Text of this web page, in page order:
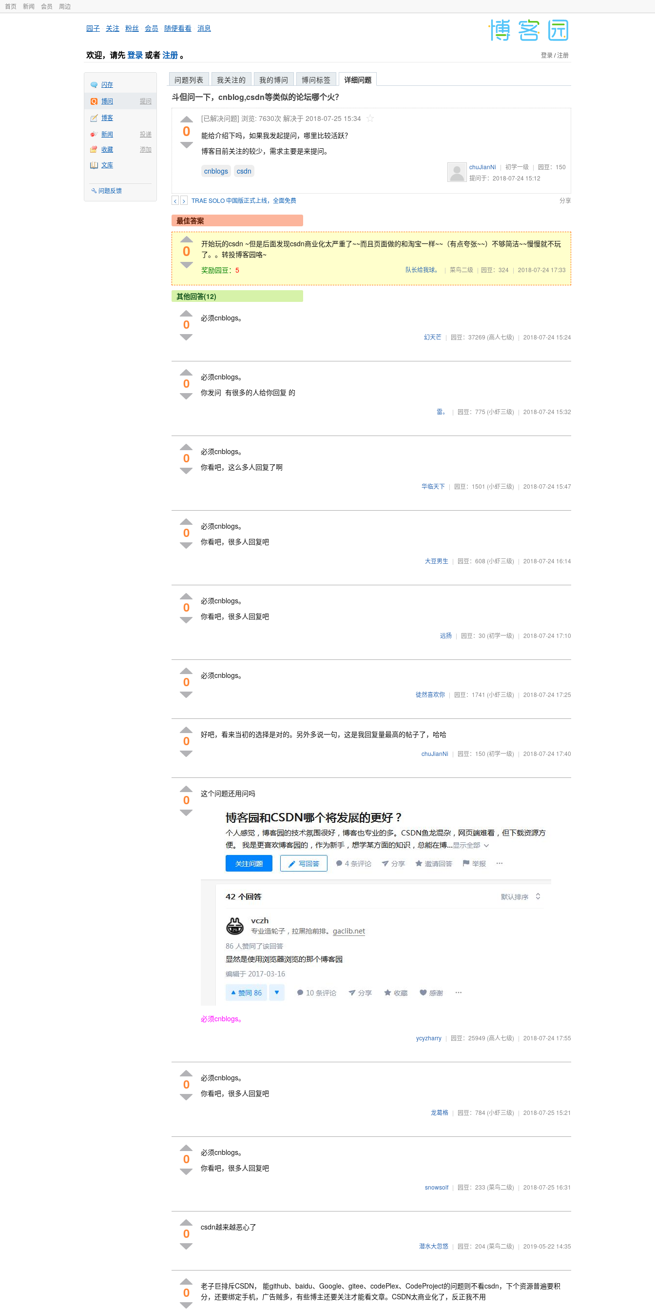
首页 新闻 会员 周边
园子 关注 粉丝 会员 随便看看 消息
欢迎，请先登录 或者注册。 登录/注册
闪存
提问
博问
博客
投递
新闻
添加
收藏
文库
问题反馈
问题列表 我关注的 我的博问 博问标签 详细问题
斗但问一下，cnblog,csdn等类似的论坛哪个火？
0
[已解决问题] 浏览: 7630次 解决于 2018-07-25 15:34
能给介绍下吗，如果我发起提问，哪里比较活跃？
博客目前关注的较少，需求主要是来提问。
cnblogs csdn chuJianNi | 初学一级 | 园豆： 150
提问于：2018-07-24 15:12
< > TRAE SOLO 中国版正式上线，全面免费 分享
最佳答案
0
开始玩的csdn ~但是后面发现csdn商业化太严重了~~而且页面做的和淘宝一样~~（有点夸张~~）不够简洁~~慢慢就不玩
了。。转投博客园咯~
奖励园豆： 5 队长给我球。 | 菜鸟二级 | 园豆：324 | 2018-07-24 17:33
其他回答(12)
0 必须cnblogs。
幻天芒 | 园豆：37269 (高人七级) | 2018-07-24 15:24
0
必须cnblogs。
你发问 有很多的人给你回复 的
雷。 | 园豆：775 (小虾三级) | 2018-07-24 15:32
0
必须cnblogs。
你看吧，这么多人回复了啊
华临天下 | 园豆：1501 (小虾三级) | 2018-07-24 15:47
0
必须cnblogs。
你看吧，很多人回复吧
大豆男生 | 园豆：608 (小虾三级) | 2018-07-24 16:14
0
必须cnblogs。
你看吧，很多人回复吧
远扬 | 园豆：30 (初学一级) | 2018-07-24 17:10
0 必须cnblogs。
徒然喜欢你 | 园豆：1741 (小虾三级) | 2018-07-24 17:25
0 好吧，看来当初的选择是对的。另外多说一句，这是我回复量最高的帖子了，哈哈
chuJianNi | 园豆：150 (初学一级) | 2018-07-24 17:40
0 这个问题还用问吗
必须cnblogs。
ycyzharry | 园豆：25949 (高人七级) | 2018-07-24 17:55
0
必须cnblogs。
你看吧，很多人回复吧
龙葛格 | 园豆：784 (小虾三级) | 2018-07-25 15:21
0
必须cnblogs。
你看吧，很多人回复吧
snowsolf | 园豆：233 (菜鸟二级) | 2018-07-25 16:31
0 csdn越来越恶心了
潜水大忽悠 | 园豆：204 (菜鸟二级) | 2019-05-22 14:35
0
老子巨排斥CSDN， 能github、baidu、Google、gitee、codePlex、CodeProject的问题则不看csdn，下个资源普遍要积
分，还要绑定手机，广告贼多，有些博主还要关注才能看文章。CSDN太商业化了，反正我不用